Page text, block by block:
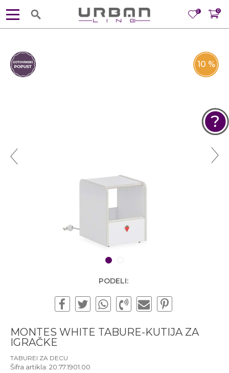
0
0
1
10 %
PODELI:
MONTES WHITE TABURE-KUTIJA ZA
IGRAČKE
TABUREI ZA DECU
Šifra artikla: 20.77.1901.00
POMOĆ PRI KUPOVINI
Za više informacija, pomoć i
381 11 245 18 52
Ponedeljak - Petak od